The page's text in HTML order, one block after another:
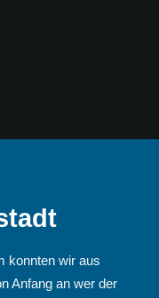
konnten wir aus
Anfang an wer der